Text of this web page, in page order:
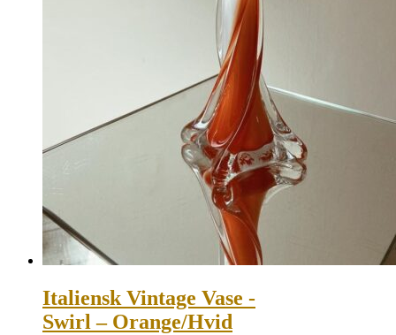
Italiensk Vintage Vase -
Swirl – Orange/Hvid